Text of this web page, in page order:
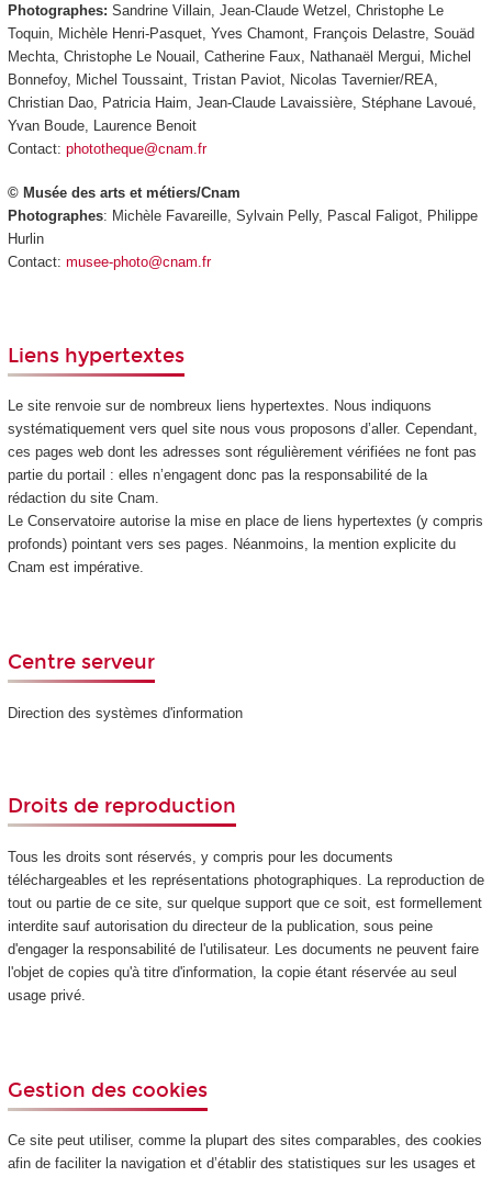
Photographes: Sandrine Villain, Jean-Claude Wetzel, Christophe Le
Toquin, Michèle Henri-Pasquet, Yves Chamont, François Delastre, Souäd
Mechta, Christophe Le Nouail, Catherine Faux, Nathanaël Mergui, Michel
Bonnefoy, Michel Toussaint, Tristan Paviot, Nicolas Tavernier/REA,
Christian Dao, Patricia Haim, Jean-Claude Lavaissière, Stéphane Lavoué,
Yvan Boude, Laurence Benoit
Contact: phototheque@cnam.fr
© Musée des arts et métiers/Cnam
Photographes: Michèle Favareille, Sylvain Pelly, Pascal Faligot, Philippe
Hurlin
Contact: musee-photo@cnam.fr
Liens hypertextes
Le site renvoie sur de nombreux liens hypertextes. Nous indiquons
systématiquement vers quel site nous vous proposons d’aller. Cependant,
ces pages web dont les adresses sont régulièrement vérifiées ne font pas
partie du portail : elles n’engagent donc pas la responsabilité de la
rédaction du site Cnam.
Le Conservatoire autorise la mise en place de liens hypertextes (y compris
profonds) pointant vers ses pages. Néanmoins, la mention explicite du
Cnam est impérative.
Centre serveur
Direction des systèmes d'information
Droits de reproduction
Tous les droits sont réservés, y compris pour les documents
téléchargeables et les représentations photographiques. La reproduction de
tout ou partie de ce site, sur quelque support que ce soit, est formellement
interdite sauf autorisation du directeur de la publication, sous peine
d'engager la responsabilité de l'utilisateur. Les documents ne peuvent faire
l'objet de copies qu'à titre d'information, la copie étant réservée au seul
usage privé.
Gestion des cookies
Ce site peut utiliser, comme la plupart des sites comparables, des cookies
afin de faciliter la navigation et d’établir des statistiques sur les usages et